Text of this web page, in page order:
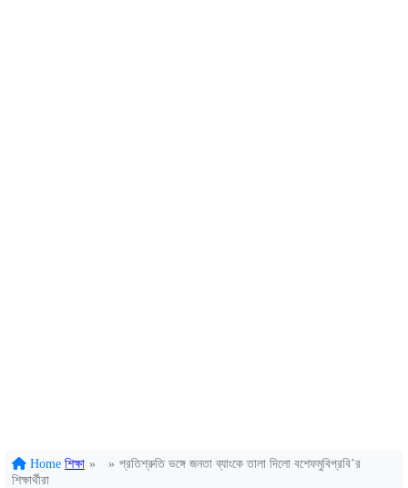
Home শিক্ষা » » প্রতিশ্রুতি ভঙ্গে জনতা ব্যাংকে তালা দিলো বশেফমুবিপ্রবি’র
শিক্ষার্থীরা